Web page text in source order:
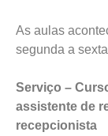
As aulas
segunda a
Serviço –
assistente de
recepcionista